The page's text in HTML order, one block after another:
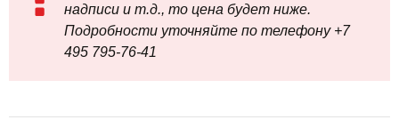
надписи и т.д., то цена будет ниже.
Подробности уточняйте по телефону +7
495 795‑76-41